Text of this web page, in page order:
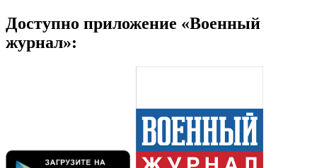
Доступно приложение «Военный
журнал»: